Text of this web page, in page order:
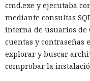
La mejora de
código. El paso a
la estimación del
funcionamiento
servidor, renunciar a la
cmd.exe y ejecutaba
mediante consultas
interna de usuarios de
cuentas y contraseñas
explorar y buscar
comprobar la